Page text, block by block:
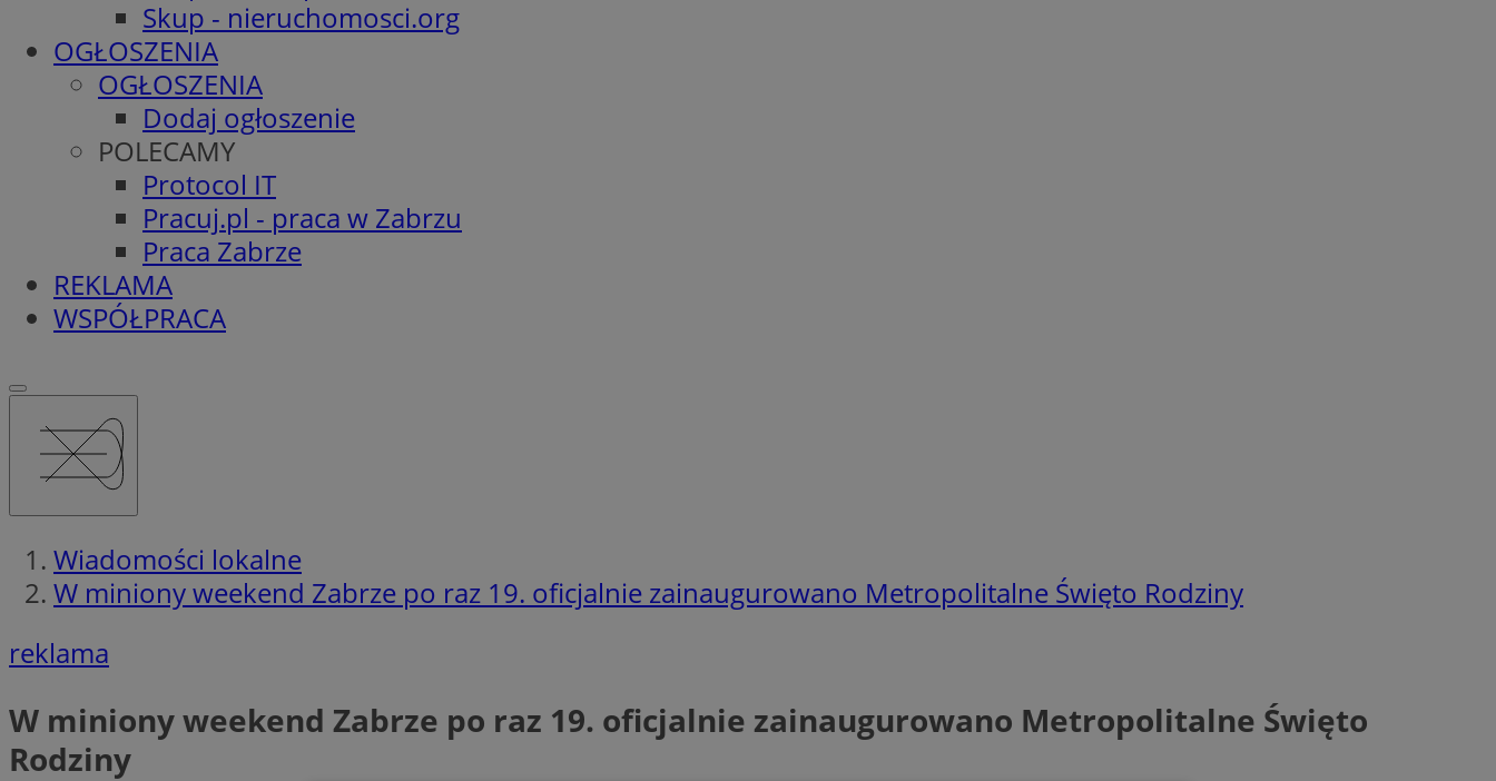
Skup - nieruchomosci.org
OGŁOSZENIA
OGŁOSZENIA
Dodaj ogłoszenie
POLECAMY
Protocol IT
Pracuj.pl - praca w Zabrzu
Praca Zabrze
REKLAMA
WSPÓŁPRACA
Wiadomości lokalne
W miniony weekend Zabrze po raz 19. oficjalnie zainaugurowano Metropolitalne Święto Rodziny
reklama
W miniony weekend Zabrze po raz 19. oficjalnie zainaugurowano Metropolitalne Święto
Rodziny